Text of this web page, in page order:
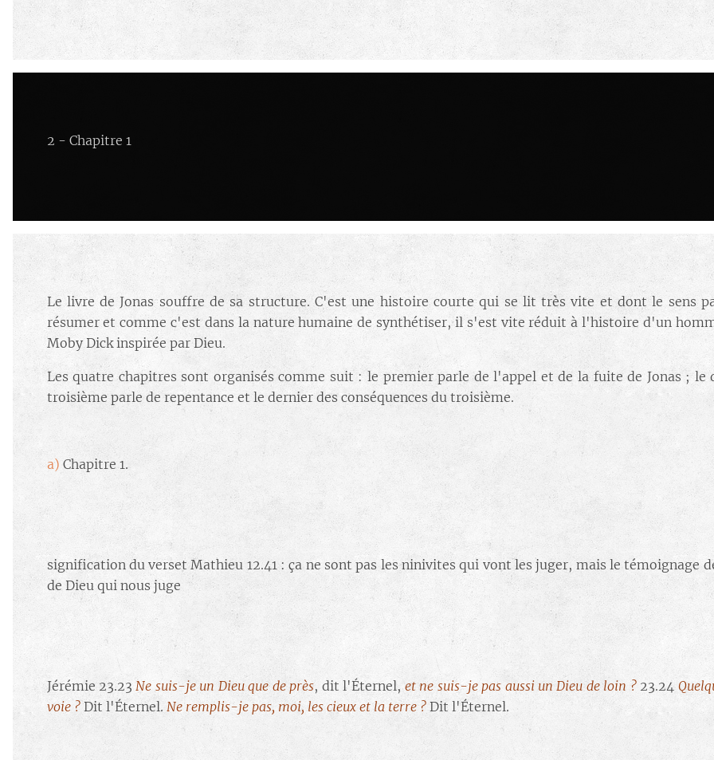
2 - Chapitre 1
Le livre de Jonas souffre de sa structure. C'est une histoire courte qui se lit très vite et dont le sens
résumer et comme c'est dans la nature humaine de synthétiser, il s'est vite réduit à l'histoire d'un
Moby Dick inspirée par Dieu.
Les quatre chapitres sont organisés comme suit : le premier parle de l'appel et de la fuite de Jonas ; le
troisième parle de repentance et le dernier des conséquences du troisième.
a) Chapitre 1.
signification du verset Mathieu 12.41 : ça ne sont pas les ninivites qui vont les juger, mais le témoignage
de Dieu qui nous juge
Jérémie 23.23Ne suis-je un Dieu que de près, dit l'Éternel,et ne suis-je pas aussi un Dieu de loin ?23.24
voie ?Dit l'Éternel. Ne remplis-je pas, moi, les cieux et la terre ? Dit l'Éternel.